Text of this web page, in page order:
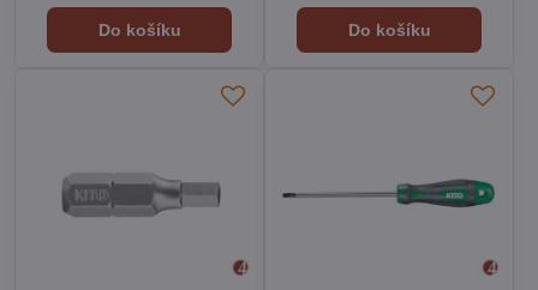
Do košíku Do košíku